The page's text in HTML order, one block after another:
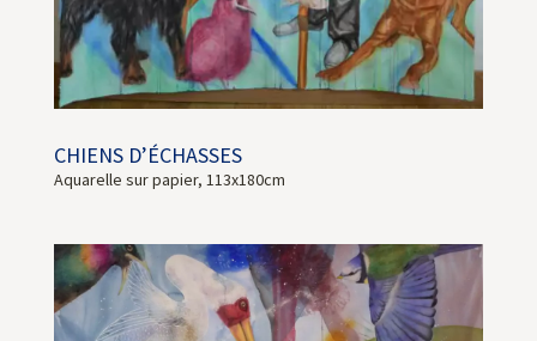
CHIENS D’ÉCHASSES
Aquarelle sur papier, 113x180cm